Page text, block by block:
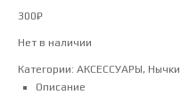
300₽
Нет в наличии
Категории: АКСЕССУАРЫ, Нычки
Описание